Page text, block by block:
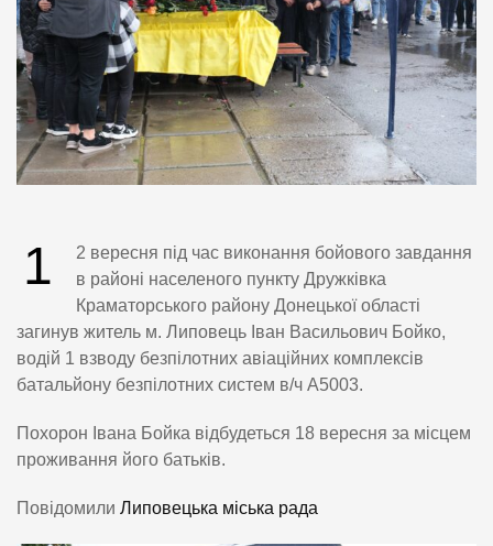
1
2 вересня під час виконання бойового завдання
в районі населеного пункту Дружківка
Краматорського району Донецької області
загинув житель м. Липовець Іван Васильович Бойко,
водій 1 взводу безпілотних авіаційних комплексів
батальйону безпілотних систем в/ч А5003.
Похорон Івана Бойка відбудеться 18 вересня за місцем
проживання його батьків.
Повідомили Липовецька міська рада